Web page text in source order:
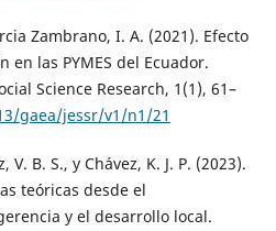
Zambrano, I. A. (2021). Efecto
en las PYMES del Ecuador.
Science Research, 1(1), 61–
gaea/jessr/v1/n1/21
V. B. S., y Chávez, K. J. P. (2023).
teóricas desde el
y el desarrollo local.